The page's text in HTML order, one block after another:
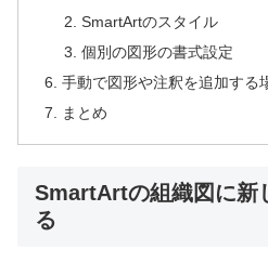
SmartArtのスタイル
個別の図形の書式設定
手動で図形や注釈を追加する
まとめ
SmartArtの組織図に新
る